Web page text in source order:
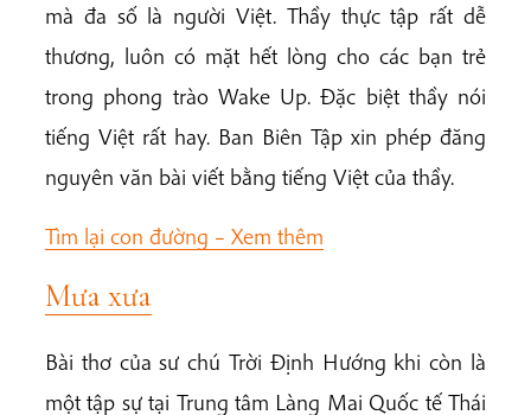
mà đa số là người Việt. Thầy thực tập rất dễ
thương, luôn có mặt hết lòng cho các bạn trẻ
trong phong trào Wake Up. Đặc biệt thầy nói
tiếng Việt rất hay. Ban Biên Tập xin phép đăng
nguyên văn bài viết bằng tiếng Việt của thầy.
Tìm lại con đường – Xem thêm
Mưa xưa
Bài thơ của sư chú Trời Định Hướng khi còn là
một tập sự tại Trung tâm Làng Mai Quốc tế Thái